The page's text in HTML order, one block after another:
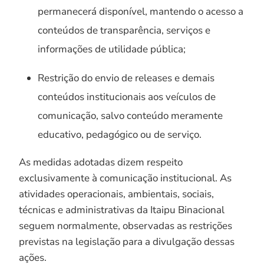
permanecerá disponível, mantendo o acesso a
conteúdos de transparência, serviços e
informações de utilidade pública;
Restrição do envio de releases e demais
conteúdos institucionais aos veículos de
comunicação, salvo conteúdo meramente
educativo, pedagógico ou de serviço.
As medidas adotadas dizem respeito
exclusivamente à comunicação institucional. As
atividades operacionais, ambientais, sociais,
técnicas e administrativas da Itaipu Binacional
seguem normalmente, observadas as restrições
previstas na legislação para a divulgação dessas
ações.